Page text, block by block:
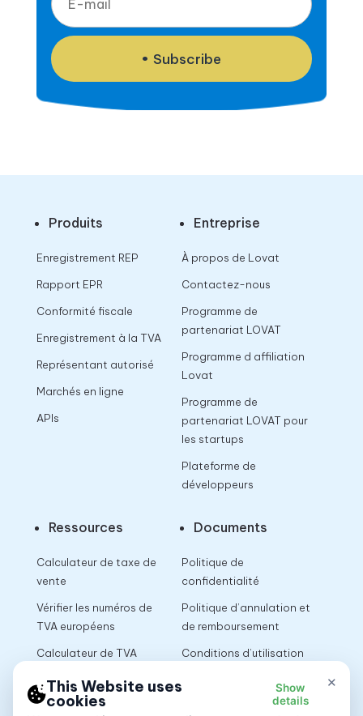
Subscribe
Produits
Enregistrement REP
Rapport EPR
Conformité fiscale
Enregistrement à la TVA
Représentant autorisé
Marchés en ligne
APIs
Entreprise
À propos de Lovat
Contactez-nous
Programme de
partenariat LOVAT
Programme d affiliation
Lovat
Programme de
partenariat LOVAT pour
les startups
Plateforme de
développeurs
Ressources
Calculateur de taxe de
vente
Vérifier les numéros de
TVA européens
Calculateur de TVA
Documents
Politique de
confidentialité
Politique d’annulation et
de remboursement
Conditions d’utilisation
×
This Website uses
cookies
Show
details